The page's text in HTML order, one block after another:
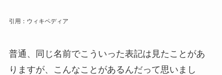
引用：ウィキペディア
普通、同じ名前でこういった表記は見たことがあ
りますが、こんなことがあるんだって思いまし